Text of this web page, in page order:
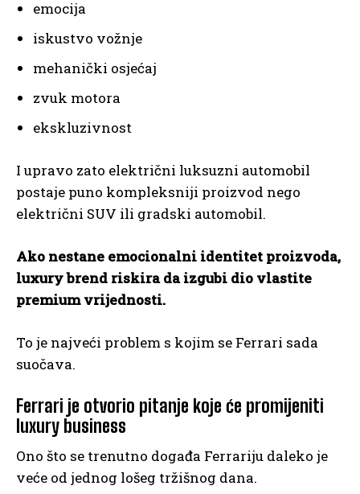
emocija
iskustvo vožnje
mehanički osjećaj
zvuk motora
ekskluzivnost
I upravo zato električni luksuzni automobil
postaje puno kompleksniji proizvod nego
električni SUV ili gradski automobil.
Ako nestane emocionalni identitet proizvoda,
luxury brend riskira da izgubi dio vlastite
premium vrijednosti.
To je najveći problem s kojim se Ferrari sada
suočava.
Ferrari je otvorio pitanje koje će promijeniti
luxury business
Ono što se trenutno događa Ferrariju daleko je
veće od jednog lošeg tržišnog dana.